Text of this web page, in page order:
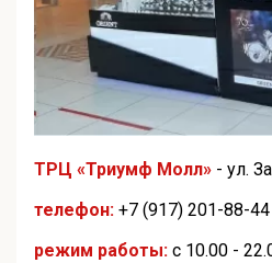
ТРЦ «Триумф Молл» - ул.
телефон: +7 (917) 201-88-44
режим работы: с 10.00 -